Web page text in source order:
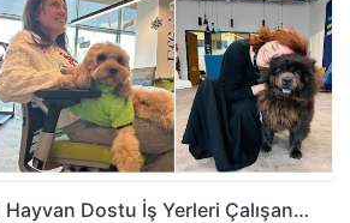
Dostu İş Yerleri Çalışan…